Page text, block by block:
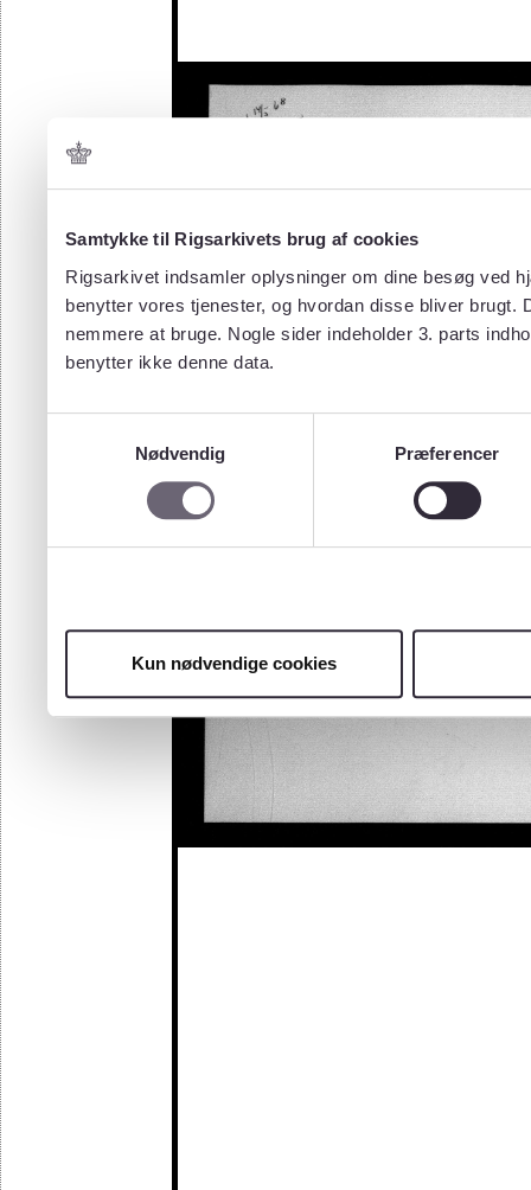
Samtykke til Rigsarkivets brug af cookies
Rigsarkivet indsamler oplysninger om dine besøg ved
benytter vores tjenester, og hvordan disse bliver
nemmere at bruge. Nogle sider indeholder 3. parts
benytter ikke denne data.
Nødvendig
Præferencer
Kun nødvendige cookies